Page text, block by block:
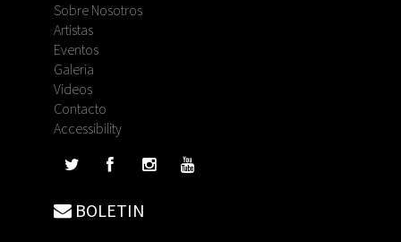
Sobre Nosotros
Artistas
Eventos
Galeria
Videos
Contacto
Accessibility
BOLETIN